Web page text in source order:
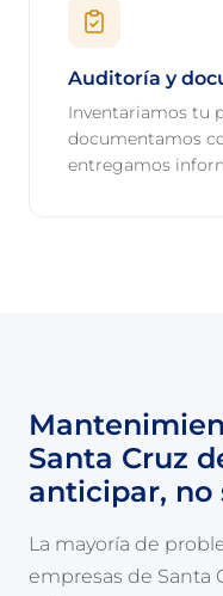
Auditoría y
Inventariamos tu
documentamos
entregamos
Santa Cruz
anticipar, no
La mayoría de
empresas de Santa